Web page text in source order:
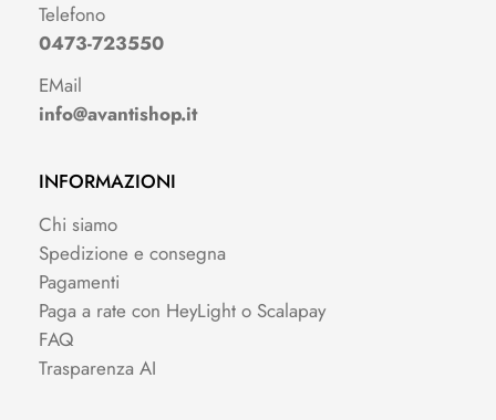
Telefono
0473-723550
EMail
info@avantishop.it
INFORMAZIONI
Chi siamo
Spedizione e consegna
Pagamenti
Paga a rate con HeyLight o Scalapay
FAQ
Trasparenza AI